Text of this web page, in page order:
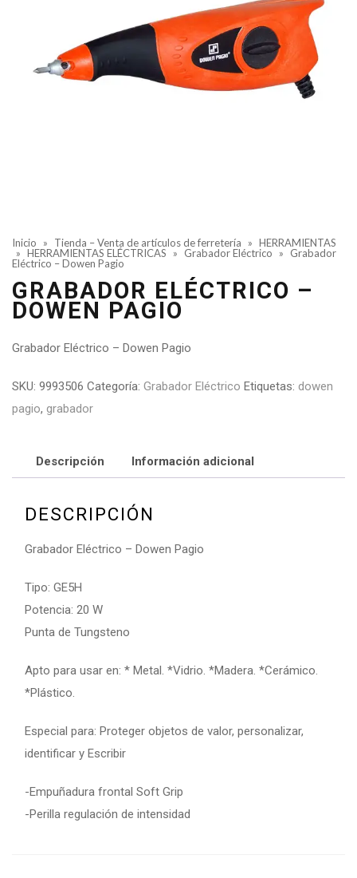
Inicio » Tienda – Venta de artículos de ferretería » HERRAMIENTAS
» HERRAMIENTAS ELÉCTRICAS » Grabador Eléctrico »
Grabador
Eléctrico – Dowen Pagio
GRABADOR ELÉCTRICO –
DOWEN PAGIO
Grabador Eléctrico – Dowen Pagio
SKU: 9993506 Categoría: Grabador Eléctrico Etiquetas: dowen
pagio, grabador
Descripción Información adicional
DESCRIPCIÓN
Grabador Eléctrico – Dowen Pagio
Tipo: GE5H
Potencia: 20 W
Punta de Tungsteno
Apto para usar en: * Metal. *Vidrio. *Madera. *Cerámico.
*Plástico.
Especial para: Proteger objetos de valor, personalizar,
identificar y Escribir
-Empuñadura frontal Soft Grip
-Perilla regulación de intensidad